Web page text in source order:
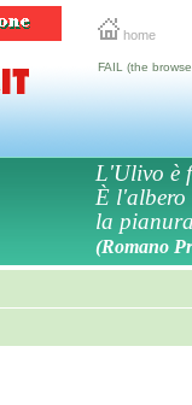
home
FAIL (the
L'Ulivo è
È l'albero
la
(Romano